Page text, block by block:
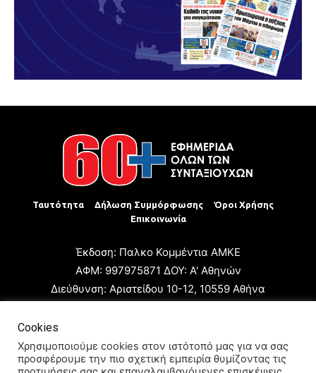
Ταυτότητα Δήλωση Συμμόρφωσης
Όροι Χρήσης
Επικοινωνία
Έκδοση: Παλκο Κομμέντια ΑΜΚΕ
ΑΦΜ: 997975871 ΔΟΥ: Α' Αθηνών
Διεύθυνση: Αριστείδου 10-12, 10559 Αθήνα
Ιδιοκτήτης: Παλκο Κομμέντια ΑΜΚΕ
Διευθυντής: Ιωάννης Παπαγεωργίου
Cookies
Χρησιμοποιούμε cookies στον ιστότοπό μας για να σας
προσφέρουμε την πιο σχετική εμπειρία θυμίζοντας τις